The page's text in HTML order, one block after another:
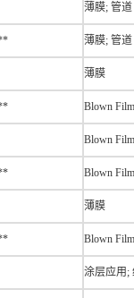
薄膜; 管道
薄膜; 管道
薄膜
Blown
Blown
Blown
薄膜
Blown
涂层应用;